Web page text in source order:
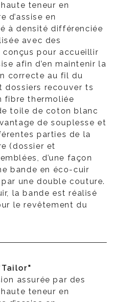
teneur en
d’assise en
à densité différenciée
avec des
pour accueillir
afin d’en maintenir la
correcte au fil du
dossiers recouver ts
fibre thermoliée
toile de coton blanc
de souplesse et
parties de la
(dossier et
d’une façon
bande en éco-cuir
une double couture.
la bande est réalisé
le revêtement du
assurée par des
teneur en